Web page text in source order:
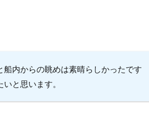
内からの眺めは素晴らしかったです
と思います。